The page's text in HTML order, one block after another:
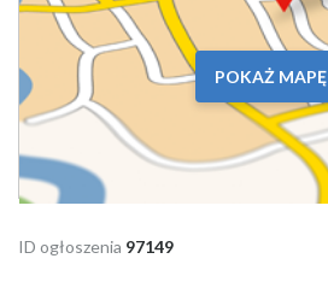
POKAŻ MAPĘ
ID ogłoszenia 97149